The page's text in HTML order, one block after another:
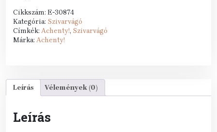
Cikkszám: E-30874
Kategória: Szivarvágó
Címkék: Achenty!, Szivarvágó
Márka: Achenty!
Leírás Vélemények (0)
Leírás